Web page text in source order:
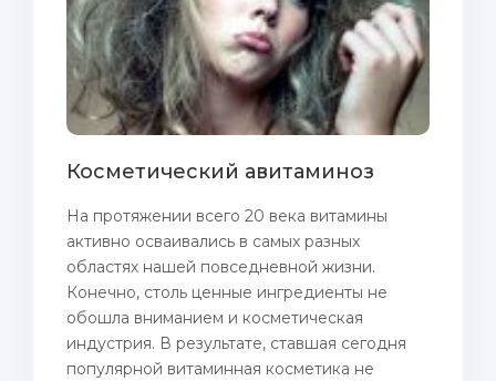
Косметический авитаминоз
На протяжении всего 20 века витамины
активно осваивались в самых разных
областях нашей повседневной жизни.
Конечно, столь ценные ингредиенты не
обошла вниманием и косметическая
индустрия. В результате, ставшая сегодня
популярной витаминная косметика не